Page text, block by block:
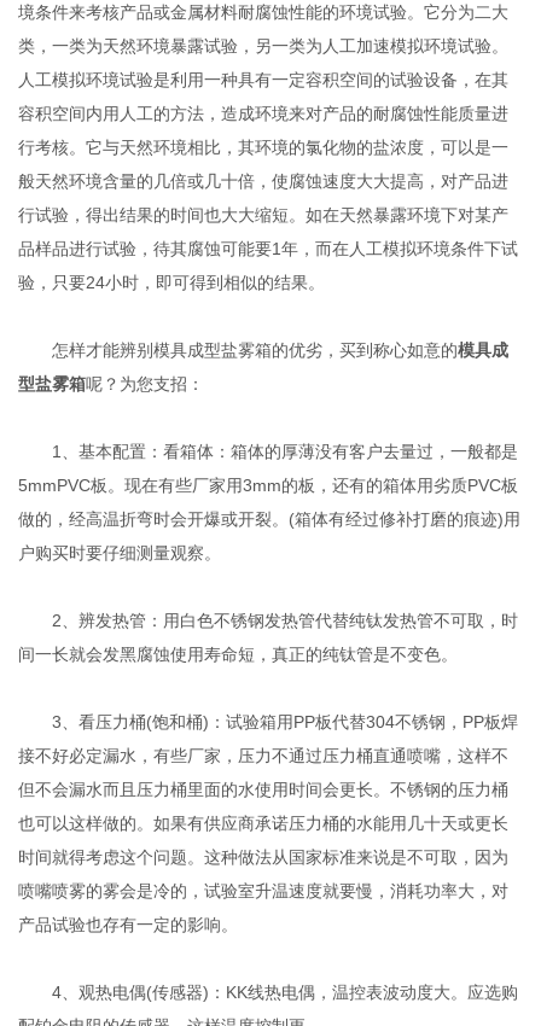
境条件来考核产品或金属材料耐腐蚀性能的环境试验。它分为二大
类，一类为天然环境暴露试验，另一类为人工加速模拟环境试验。
人工模拟环境试验是利用一种具有一定容积空间的试验设备，在其
容积空间内用人工的方法，造成环境来对产品的耐腐蚀性能质量进
行考核。它与天然环境相比，其环境的氯化物的盐浓度，可以是一
般天然环境含量的几倍或几十倍，使腐蚀速度大大提高，对产品进
行试验，得出结果的时间也大大缩短。如在天然暴露环境下对某产
品样品进行试验，待其腐蚀可能要1年，而在人工模拟环境条件下试
验，只要24小时，即可得到相似的结果。
怎样才能辨别模具成型盐雾箱的优劣，买到称心如意的模具成
型盐雾箱呢？为您支招：
1、基本配置：看箱体：箱体的厚薄没有客户去量过，一般都是
5mmPVC板。现在有些厂家用3mm的板，还有的箱体用劣质PVC板
做的，经高温折弯时会开爆或开裂。(箱体有经过修补打磨的痕迹)用
户购买时要仔细测量观察。
2、辨发热管：用白色不锈钢发热管代替纯钛发热管不可取，时
间一长就会发黑腐蚀使用寿命短，真正的纯钛管是不变色。
3、看压力桶(饱和桶)：试验箱用PP板代替304不锈钢，PP板焊
接不好必定漏水，有些厂家，压力不通过压力桶直通喷嘴，这样不
但不会漏水而且压力桶里面的水使用时间会更长。不锈钢的压力桶
也可以这样做的。如果有供应商承诺压力桶的水能用几十天或更长
时间就得考虑这个问题。这种做法从国家标准来说是不可取，因为
喷嘴喷雾的雾会是冷的，试验室升温速度就要慢，消耗功率大，对
产品试验也存有一定的影响。
4、观热电偶(传感器)：KK线热电偶，温控表波动度大。应选购